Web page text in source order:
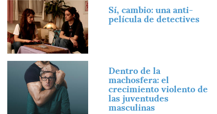
Imagen
Sí, cambio: una anti-
película de detectives
Imagen
Dentro de la
machosfera: el
crecimiento violento de
las juventudes
masculinas